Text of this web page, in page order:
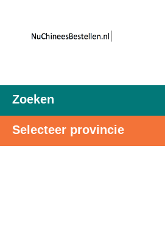
Zoeken
Selecteer provincie